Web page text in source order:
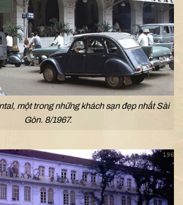
một trong những khách sạn đẹp nhất Sài
Gòn. 8/1967.